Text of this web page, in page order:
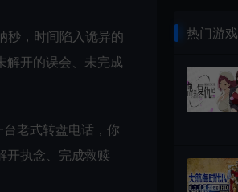
秒，时间陷入诡异的
开的误会、未完成
老式转盘电话，你
开执念、完成救赎
热门游戏